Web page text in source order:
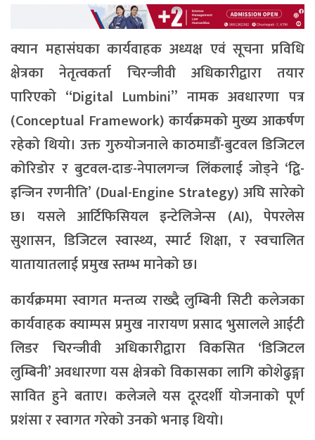
क्यान महासंघका कार्यवाहक अध्यक्ष एवं सूचना प्रविधि
क्षेत्रका नेतृत्वकर्ता चिरन्जीवी अधिकारीद्वारा तयार
पारिएको “Digital Lumbini” नामक अवधारणा पत्र
(Conceptual Framework) कार्यक्रमको मुख्य आकर्षण
रहेको थियो। उक्त गुरुयोजनाले काठमाडौँ-बुटवल डिजिटल
कोरिडोर र बुटवल-दाङ-नेपालगन्ज लिंकलाई जोड्ने ‘द्वि-
इन्जिन रणनीति’ (Dual-Engine Strategy) अघि सारेको
छ। यसले आर्टिफिसियल इन्टेलिजेन्स (AI), पेपरलेस
सुशासन, डिजिटल स्वास्थ्य, स्मार्ट शिक्षा, र स्वचालित
यातायातलाई प्रमुख स्तम्भ मानेको छ।
कार्यक्रममा स्वागत मन्तव्य राख्दै लुम्बिनी सिटी कलेजका
कार्यवाहक क्याम्पस प्रमुख नारायण प्रसाद भुसालले आईटी
लिडर चिरन्जीवी अधिकारीद्वारा विकसित ‘डिजिटल
लुम्बिनी’ अवधारणा यस क्षेत्रको विकासका लागि कोशेढुङ्गा
सावित हुने बताए। कलेजले यस दूरदर्शी योजनाको पूर्ण
प्रशंसा र स्वागत गरेको उनको भनाइ थियो।